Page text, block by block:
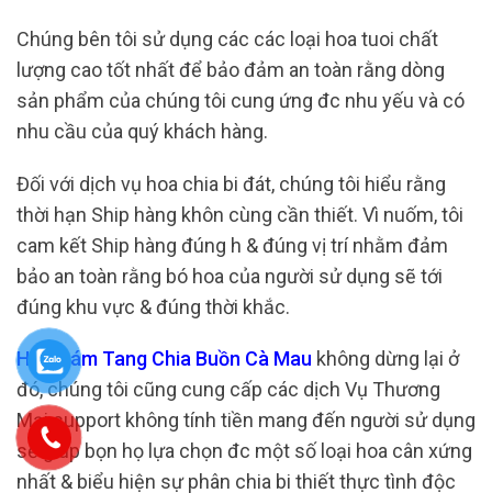
Chúng bên tôi sử dụng các các loại hoa tuoi chất
lượng cao tốt nhất để bảo đảm an toàn rằng dòng
sản phẩm của chúng tôi cung ứng đc nhu yếu và có
nhu cầu của quý khách hàng.
Đối với dịch vụ hoa chia bi đát, chúng tôi hiểu rằng
thời hạn Ship hàng khôn cùng cần thiết. Vì nuốm, tôi
cam kết Ship hàng đúng h & đúng vị trí nhằm đảm
bảo an toàn rằng bó hoa của người sử dụng sẽ tới
đúng khu vực & đúng thời khắc.
Hoa Đám Tang Chia Buồn Cà Mau không dừng lại ở
đó, chúng tôi cũng cung cấp các dịch Vụ Thương
Mại support không tính tiền mang đến người sử dụng
sẽ giúp bọn họ lựa chọn đc một số loại hoa cân xứng
nhất & biểu hiện sự phân chia bi thiết thực tình độc